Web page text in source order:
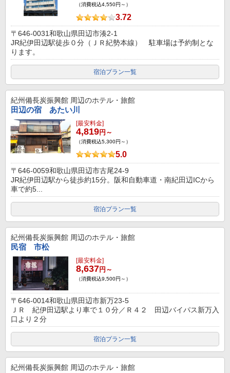
（消費税込4,550円～）
3.72
〒646-0031和歌山県田辺市湊2-1
JR紀伊田辺駅徒歩０分（ＪＲ紀勢本線） 駐車場は予約制とな
ります。
宿泊プラン一覧
紀州備長炭振興館 周辺のホテル・旅館
田辺の宿 あたい川
[最安料金]
4,819円～
（消費税込5,300円～）
5.0
〒646-0059和歌山県田辺市古尾24-9
JR紀伊田辺駅から徒歩約15分。阪和自動車道・南紀田辺ICから
車で約5...
宿泊プラン一覧
紀州備長炭振興館 周辺のホテル・旅館
民宿 市松
[最安料金]
8,637円～
（消費税込9,500円～）
〒646-0014和歌山県田辺市新万23-5
ＪＲ 紀伊田辺駅より車で１０分／Ｒ４２ 田辺バイパス新万入
口より２分
宿泊プラン一覧
紀州備長炭振興館 周辺のホテル・旅館